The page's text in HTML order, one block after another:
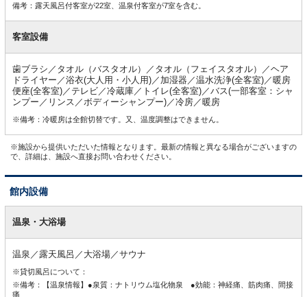
備考：露天風呂付客室が22室、温泉付客室が7室を含む。
客室設備
歯ブラシ／タオル（バスタオル）／タオル（フェイスタオル）／ヘア
ドライヤー／浴衣(大人用・小人用)／加湿器／温水洗浄(全客室)／暖房
便座(全客室)／テレビ／冷蔵庫／トイレ(全客室)／バス(一部客室：シャ
ンプー／リンス／ボディーシャンプー)／冷房／暖房
※備考：冷暖房は全館切替です。又、温度調整はできません。
※施設から提供いただいた情報となります。最新の情報と異なる場合がございますの
で、詳細は、施設へ直接お問い合わせください。
館内設備
内温泉・大浴場
温泉／露天風呂／大浴場／サウナ
※貸切風呂について：
※備考：【温泉情報】●泉質：ナトリウム塩化物泉 ●効能：神経痛、筋肉痛、間接
痛